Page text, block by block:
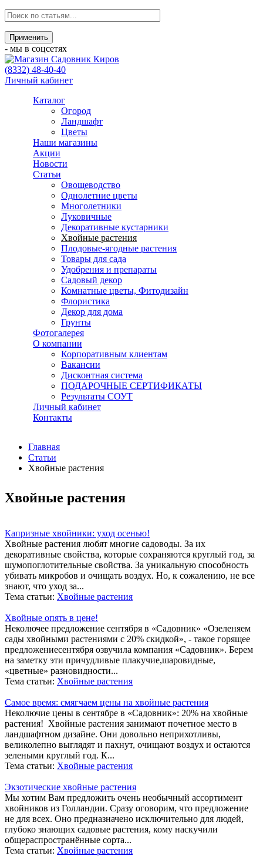
- мы в соцсетях
(8332) 48-40-40
Личный кабинет
Каталог
Огород
Ландшафт
Цветы
Наши магазины
Акции
Новости
Статьи
Овощеводство
Однолетние цветы
Многолетники
Луковичные
Декоративные кустарники
Хвойные растения
Плодовые-ягодные растения
Товары для сада
Удобрения и препараты
Садовый декор
Комнатные цветы, Фитодизайн
Флористика
Декор для дома
Грунты
Фотогалерея
О компании
Корпоративным клиентам
Вакансии
Дисконтная система
ПОДАРОЧНЫЕ СЕРТИФИКАТЫ
Результаты СОУТ
Личный кабинет
Контакты
Главная
Статьи
Хвойные растения
Хвойные растения
Капризные хвойники: уход осенью!
Хвойные растения любят многие садоводы. За их
декоративные свойства, которые сохраняются круглый год, за
шумопоглотительные свойства. За уникальную способность
убивать микробов и очищать воздух. Но, к сожалению, не все
знают, что уход за...
Тема статьи: Хвойные растения
Хвойные опять в цене!
Неколючее предложение сентября в «Садовник» «Озеленяем
сады хвойными растениями с 20% скидкой», - такое горящее
предложениесентября озвучила компания «Садовник». Берем
на заметку эти причудливые плакучие,шаровидные,
«цветные» разновидности...
Тема статьи: Хвойные растения
Самое время: смягчаем цены на хвойные растения
Неколючие цены в сентябре в «Садовник»: 20% на хвойные
растения! Хвойные растения занимают почетное место в
ландшафтном дизайне. Они довольно неприхотливы,
великолепно выглядят и пахнут, очищают воздух и остаются
зелеными круглый год. К...
Тема статьи: Хвойные растения
Экзотические хвойные растения
Мы хотим Вам предложить очень необычный ассортимент
хвойников из Голландии. Сразу оговорим, что предложение
не для всех. Оно предназначено исключительно для людей,
глубоко знающих садовые растения, кому наскучили
общераспространённые сорта...
Тема статьи: Хвойные растения